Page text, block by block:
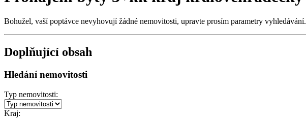
Bohužel, vaší poptávce nevyhovují žádné nemovitosti, upravte prosím parametry vyhledávání.
Doplňující obsah
Hledání nemovitosti
Typ nemovitosti:
Kraj: